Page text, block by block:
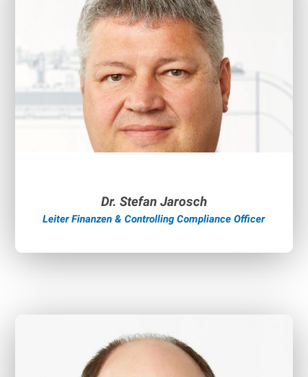
Jubiläumsfilme
Imagefilm
Kontakt
Ansprechpartner
Dr. Stefan Jarosch
Leiter Finanzen & Controlling Compliance Officer